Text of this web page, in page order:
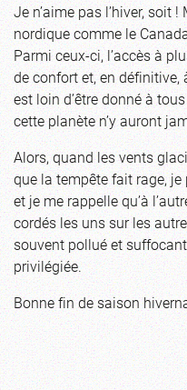
Je n’aime pas l’hiver, soit
nordique comme le
Parmi ceux-ci, l’accès à
de confort et, en définitive,
est loin d’être donné à
cette planète n’y auront
Alors, quand les vents
que la tempête fait rage, je
et je me rappelle qu’à
cordés les uns sur les
souvent pollué et
privilégiée.
Bonne fin de saison